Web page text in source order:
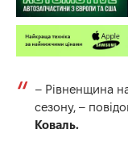
– Рівненщина
сезону, –
Коваль.